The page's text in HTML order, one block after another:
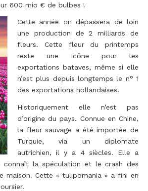
600 mio € de bulbes !
Cette année on dépassera de loin
une production de 2 milliards de
fleurs. Cette fleur du printemps
reste une icône pour les
exportations bataves, même si elle
n’est plus depuis longtemps le n° 1
des exportations hollandaises.
Historiquement elle n’est pas
d’origine du pays. Connue en Chine,
la fleur sauvage a été importée de
Turquie, via un diplomate
autrichien, il y a 4 siècles. Elle a
la spéculation et le crash des
maison. Cette « tulipomania » a fini en